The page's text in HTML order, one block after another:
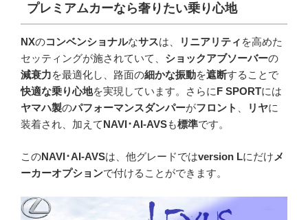
プレミアムカーなら奢りたい乗り心地
NXのコンベンショナルなサスは、 リニアリティ を高めた
セッティングが施されていて、 ショックアブソーバーの
減衰力を最適化し、路面の細かな振動を遮断することで
快適な乗り心地を実現しています。さらに F SPORTには
ヤマハ製のパフォーマンスダンパーがフロント 、 リヤに
装着され、加えて NAVI･AI-AVSも標準です。
このNAVI･AI-AVSは、他グレードではversion Lにだけ メ
ーカーオプションで付けることができます。